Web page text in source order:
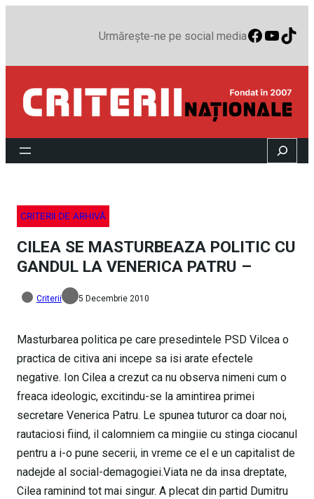
Urmărește-ne pe social media
Search
CRITERII DE ARHIVĂ
CILEA SE MASTURBEAZA POLITIC CU
GANDUL LA VENERICA PATRU –
Criterii 5 Decembrie 2010
Masturbarea politica pe care presedintele PSD Vilcea o
practica de citiva ani incepe sa isi arate efectele
negative. Ion Cilea a crezut ca nu observa nimeni cum o
freaca ideologic, excitindu-se la amintirea primei
secretare Venerica Patru. Le spunea tuturor ca doar noi,
rautaciosi fiind, il calomniem ca mingiie cu stinga ciocanul
pentru a i-o pune secerii, in vreme ce el e un capitalist de
nadejde al social-demagogiei.Viata ne da insa dreptate,
Cilea raminind tot mai singur. A plecat din partid Dumitru